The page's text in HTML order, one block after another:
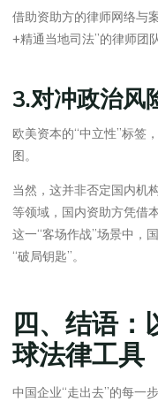
借助资助方的律师网络与
+精通当地司法”的律师团
3.对冲政治风
欧美资本的“中立性”标签
图。
当然，这并非否定国内
等领域，国内资助方凭借
这一“客场作战”场景中，
“破局钥匙”。
四、结语：
球法律工具
中国企业“走出去”的每一